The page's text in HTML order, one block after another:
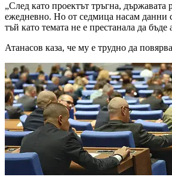
„След като проектът тръгна,
ежедневно. Но от седмица насам данни
тъй като темата не е престанала да бъде
Атанасов каза, че му е трудно да